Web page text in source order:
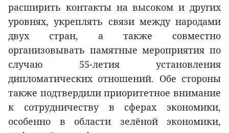
расширить контакты на высоком и других
уровнях, укреплять связи между народами
двух стран, а также совместно
организовывать памятные мероприятия по
случаю 55-летия установления
дипломатических отношений. Обе стороны
также подтвердили приоритетное внимание
к сотрудничеству в сферах экономики,
особенно в области зелёной экономики,